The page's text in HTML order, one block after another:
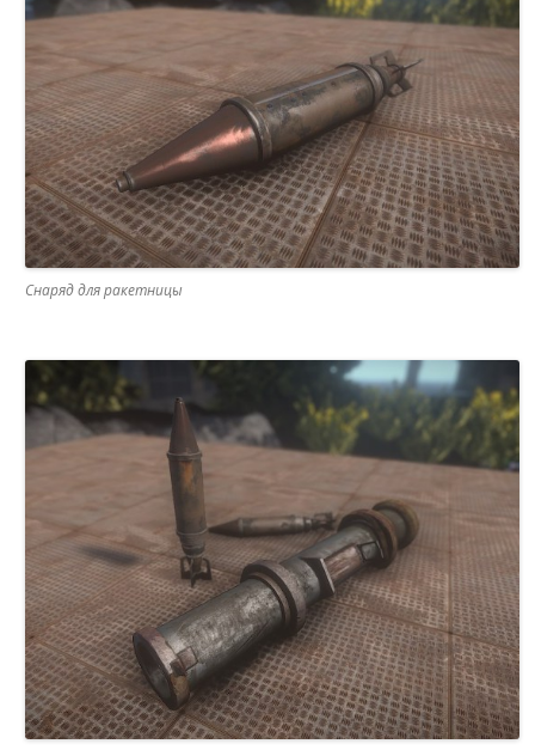
Снаряд для ракетницы